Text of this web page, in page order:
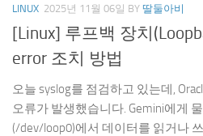
LINUX 2025년 11월 06일 BY 딸둘아비
[Linux] 루프백 장치
error 조치 방법
오늘 syslog를 점검하고 있는데,
오류가 발생했습니다. Gemini에게
(/dev/loop0)에서 데이터를 읽거나